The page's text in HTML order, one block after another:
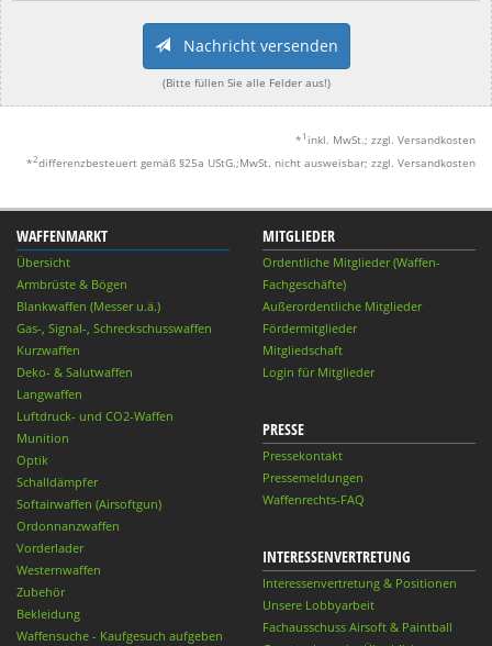
Nachricht versenden
(Bitte füllen Sie alle Felder aus!)
* 1 inkl. MwSt.; zzgl. Versandkosten
*2differenzbesteuert gemäß §25a UStG.;MwSt. nicht ausweisbar; zzgl. Versandkosten
WAFFENMARKT
Übersicht
Armbrüste & Bögen
Blankwaffen (Messer u.ä.)
Gas-, Signal-, Schreckschusswaffen
Kurzwaffen
Deko- & Salutwaffen
Langwaffen
Luftdruck- und CO2-Waffen
Munition
Optik
Schalldämpfer
Softairwaffen (Airsoftgun)
Ordonnanzwaffen
Vorderlader
Westernwaffen
Zubehör
Bekleidung
Waffensuche - Kaufgesuch aufgeben
MITGLIEDER
Ordentliche Mitglieder (Waffen-
Fachgeschäfte)
Außerordentliche Mitglieder
Fördermitglieder
Mitgliedschaft
Login für Mitglieder
PRESSE
Pressekontakt
Pressemeldungen
Waffenrechts-FAQ
INTERESSENVERTRETUNG
Interessenvertretung & Positionen
Unsere Lobbyarbeit
Fachausschuss Airsoft & Paintball